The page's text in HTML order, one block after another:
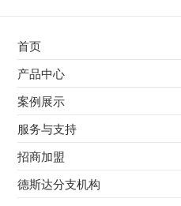
首页
不锈钢专用电磁加热器
电磁蒸汽发生器
电磁加热棒配件
产品中心
不锈钢专用电磁加热器
电磁蒸汽发生器
案例展示
最新案例
其他应用
服务与支持
服务覆盖网络
服务流程
招商加盟
前景分析
德斯达分支机构